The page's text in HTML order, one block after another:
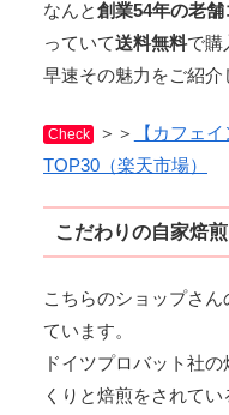
なんと創業54年の老
っていて送料無料で購
早速その魅力をご紹介
Check ＞＞
【カフェ
TOP30（楽天市場）
こだわりの自家焙煎
こちらのショップさ
ています。
ドイツプロバット社
くりと焙煎をされて